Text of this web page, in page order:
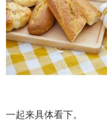
一起来具体看下。